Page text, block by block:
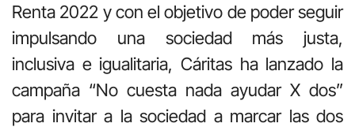
Renta 2022 y con el objetivo de poder seguir
impulsando una sociedad más justa,
inclusiva e igualitaria, Cáritas ha lanzado la
campaña “No cuesta nada ayudar X dos”
para invitar a la sociedad a marcar las dos